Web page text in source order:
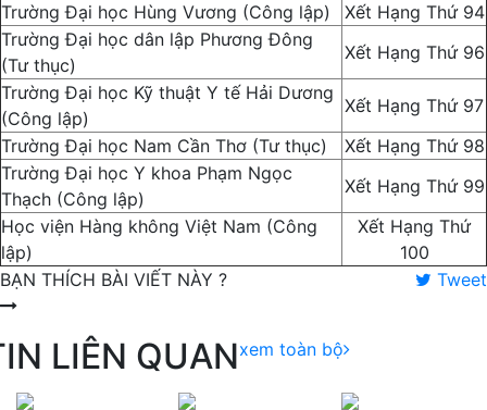
Trường Đại học Hùng Vương (Công lập)
Xết Hạng Thứ 94
Trường Đại học dân lập Phương Đông
(Tư thục)
Xết Hạng Thứ 96
Trường Đại học Kỹ thuật Y tế Hải Dương
(Công lập)
Xết Hạng Thứ 97
Trường Đại học Nam Cần Thơ (Tư thục)
Xết Hạng Thứ 98
Trường Đại học Y khoa Phạm Ngọc
Thạch (Công lập)
Xết Hạng Thứ 99
Học viện Hàng không Việt Nam (Công
lập)
Xết Hạng Thứ
100
BẠN THÍCH BÀI VIẾT NÀY ?
Tweet
LIÊN QUANxem toàn bộ